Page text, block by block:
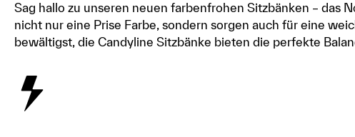
Sag hallo zu unseren neuen farbenfrohen Sitzbänken – das
nicht nur eine Prise Farbe, sondern sorgen auch für eine
bewältigst, die Candyline Sitzbänke bieten die perfekte